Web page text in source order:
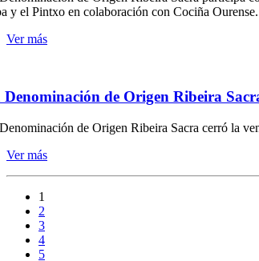
y el Pintxo en colaboración con Cociña Ourense.
Ver más
Denominación de Origen Ribeira
de Origen Ribeira Sacra cerró la
Ver más
1
2
3
4
5